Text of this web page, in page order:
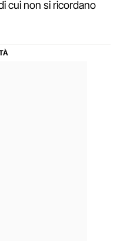
cui non si ricordano